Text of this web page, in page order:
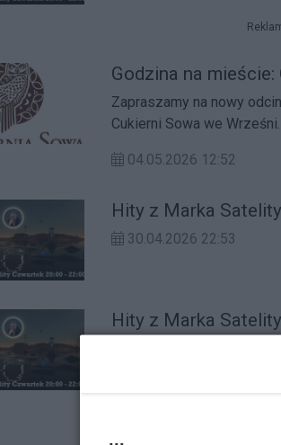
Godzina na
Zapraszamy na nowy odcinek
Cukierni Sowa we Wrześni.
04.05.2026 12:52
Hity z Marka
30.04.2026 22:53
Hity z Marka
...